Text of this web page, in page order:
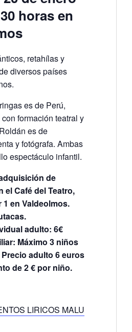
horas en
retahílas y
diversos países
es de Perú,
formación teatral y
es de
y fotógrafa. Ambas
espectáculo infantil.
de
el Café del Teatro,
1 en Valdeolmos.
adulto: 6€
Máximo 3 niños
adulto 6 euros
de 2 € por niño.
LIRICOS MALU